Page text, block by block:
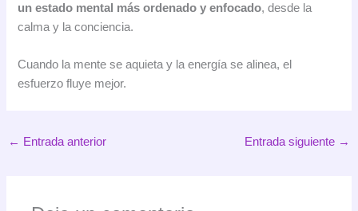
un estado mental más ordenado y enfocado, desde la
calma y la conciencia.
Cuando la mente se aquieta y la energía se alinea, el
esfuerzo fluye mejor.
← Entrada anterior Entrada siguiente →